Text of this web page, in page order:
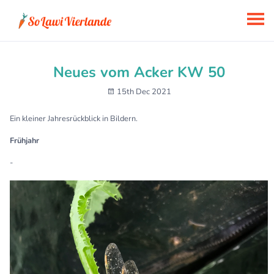
Neues vom Acker KW 50
15th Dec 2021
Ein kleiner Jahresrückblick in Bildern.
Frühjahr
-